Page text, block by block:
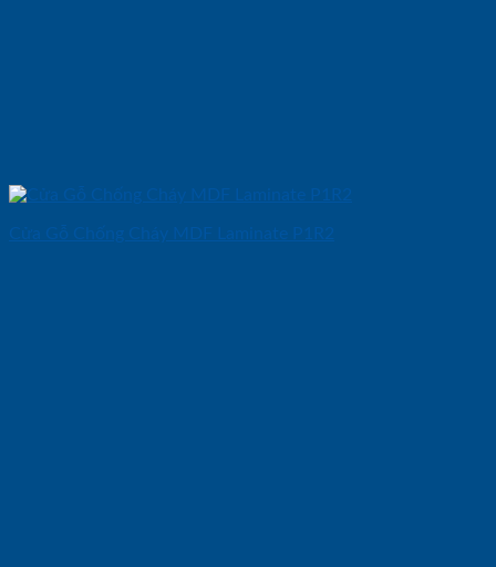
Cửa Gỗ Chống Cháy MDF Laminate P1R2